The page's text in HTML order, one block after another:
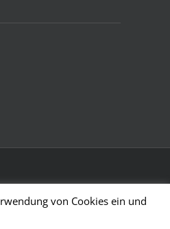
von Cookies ein und